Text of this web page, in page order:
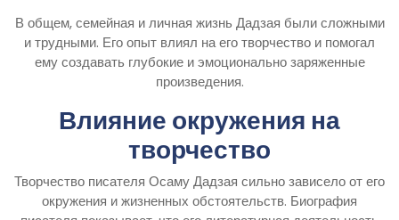
В общем, семейная и личная жизнь Дадзая были сложными
и трудными. Его опыт влиял на его творчество и помогал
ему создавать глубокие и эмоционально заряженные
произведения.
Влияние окружения на
творчество
Творчество писателя Осаму Дадзая сильно зависело от его
окружения и жизненных обстоятельств. Биография